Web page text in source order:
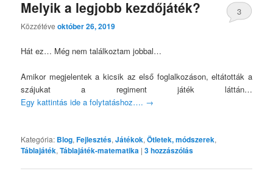
Melyik a legjobb kezdőjáték?
Közzétéveoktóber 26, 2019
3
Hát ez… Még nem találkoztam jobbal…
Amikor megjelentek a kicsik az első foglalkozáson, eltátották a
szájukat a regiment játék láttán…
Egy kattintás ide a folytatáshoz…. →
Kategória: Blog,Fejlesztés,Játékok,Ötletek, módszerek,
Táblajáték,Táblajáték-matematika |3hozzászólás